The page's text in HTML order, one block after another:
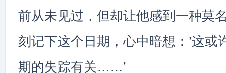
前从未见过，但却让他感到一种莫
刻记下这个日期，心中暗想：’这或
期的失踪有关……’